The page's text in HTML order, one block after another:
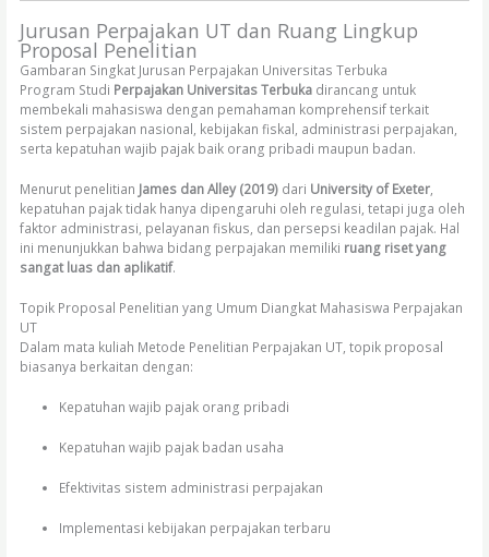
Jurusan Perpajakan UT dan Ruang Lingkup
Proposal Penelitian
Gambaran Singkat Jurusan Perpajakan Universitas Terbuka
Program Studi Perpajakan Universitas Terbuka dirancang untuk
membekali mahasiswa dengan pemahaman komprehensif terkait
sistem perpajakan nasional, kebijakan fiskal, administrasi perpajakan,
serta kepatuhan wajib pajak baik orang pribadi maupun badan.
Menurut penelitian James dan Alley (2019) dari University of Exeter
kepatuhan pajak tidak hanya dipengaruhi oleh regulasi, tetapi juga oleh
faktor administrasi, pelayanan fiskus, dan persepsi keadilan pajak. Hal
ini menunjukkan bahwa bidang perpajakan memiliki ruang riset yang
sangat luas dan aplikatif.
Topik Proposal Penelitian yang Umum Diangkat Mahasiswa Perpajakan
UT
Dalam mata kuliah Metode Penelitian Perpajakan UT, topik proposal
biasanya berkaitan dengan:
Kepatuhan wajib pajak orang pribadi
Kepatuhan wajib pajak badan usaha
Efektivitas sistem administrasi perpajakan
Implementasi kebijakan perpajakan terbaru